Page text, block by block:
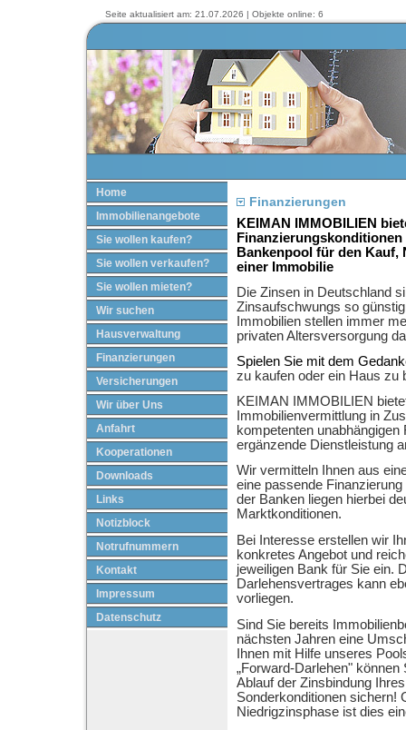
Seite aktualisiert am: 21.07.2026 | Objekte online: 6
Home
Immobilienangebote
Sie wollen kaufen?
Sie wollen verkaufen?
Sie wollen mieten?
Wir suchen
Hausverwaltung
Finanzierungen
Versicherungen
Wir über Uns
Anfahrt
Kooperationen
Downloads
Links
Notizblock
Notrufnummern
Kontakt
Impressum
Datenschutz
Finanzierungen
KEIMAN IMMOBILIEN
Bankenpool für den Kauf,
einer Immobilie
Die Zinsen in Deutschland
Zinsaufschwungs so
Immobilien stellen immer
privaten Altersversorgung
Spielen Sie mit dem
zu kaufen oder ein Haus zu
KEIMAN IMMOBILIEN
Immobilienvermittlung in
kompetenten
ergänzende Dienstleistung
Wir vermitteln Ihnen aus
eine passende
der Banken liegen hierbei
Marktkonditionen.
Bei Interesse erstellen wir
konkretes Angebot und
jeweiligen Bank für Sie ein.
Darlehensvertrages kann
vorliegen.
Sind Sie bereits
nächsten Jahren eine
Ihnen mit Hilfe unseres
„Forward-Darlehen"
Ablauf der Zinsbindung
Sonderkonditionen sichern!
Niedrigzinsphase ist dies